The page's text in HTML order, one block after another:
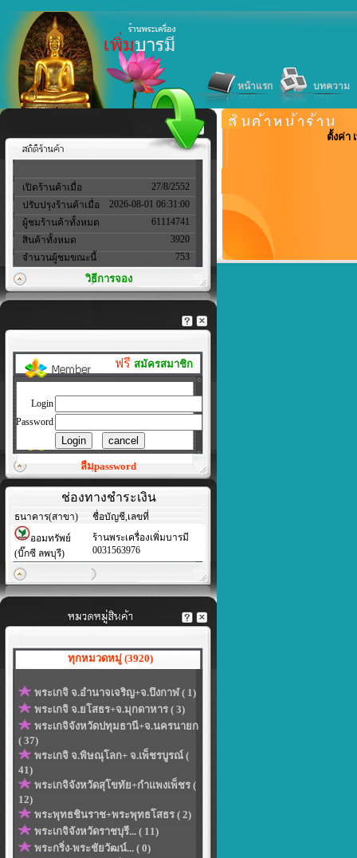
หน้าแรก บทความ
เปิดร้านค้าเมื่อ
27/8/2552
ปรับปรุงร้านค้าเมื่อ
2026-08-01 06:31:00
ผู้ชมร้านค้าทั้งหมด
61114741
สินค้าทั้งหมด
3920
จำนวนผู้ชมขณะนี้
753
วิธีการจอง
ฟรี สมัครสมาชิก
Login
Password
ลืมpassword
ช่องทางชำระเงิน
ธนาคาร(สาขา)
ชื่อบัญชี,เลขที่
ออมทรัพย์
(บิ๊กซี ลพบุรี)
ร้านพระเครื่องเพิ่มบารมี
0031563976
ทุกหมวดหมู่ (3920)
พระเกจิ จ.อำนาจเจริญ+จ.บึงกาฬ ( 1)
พระเกจิ จ.ยโสธร+จ.มุกดาหาร ( 3)
พระเกจิจังหวัดปทุมธานี+จ.นครนายก
( 37)
พระเกจิ จ.พิษณุโลก+ จ.เพ็ชรบูรณ์ (
41)
พระเกจิจังหวัดสุโขทัย+กำแพงเพ็ชร (
12)
พระพุทธชินราช+พระพุทธโสธร ( 2)
พระเกจิจังหวัดราชบุรี... ( 11)
พระกริ่ง-พระชัยวัฒน์... ( 0)
ตั้งค่า